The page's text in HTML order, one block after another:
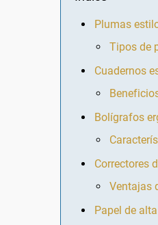
Plumas
Tipos de
Cuadernos
Bolígrafos
Correctores
Ventajas
Papel de